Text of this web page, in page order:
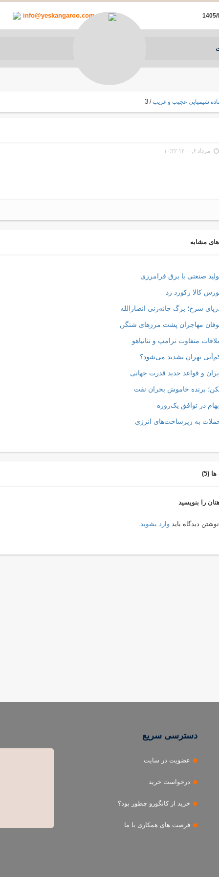
info@yeskangaroo.com
شیمیایی عجیب و غریب/
3
مرداد ۶, ۱۴۰۰ ۱۰:۳۲
مشابه
صنعتی با برق فرامرزی
کالا رکورد زد
سرخ؛ برگ چانه‌زنی انصارالله
مهاجران پشت مرزهای شنگن
متفاوت ترامپ و نتانیاهو
تهران تشدید می‌شود؟
و قواعد جدید قدرت جهانی
برنده خاموش بحران نفت
در توافق یک‌روزه
به زیرساخت‌های انرژی
(5)
را بنویسید
دیدگاه بایدوارد بشوید.
دسترسی سریع
عضویت در سایت
درخواست خرید
خرید از کانگورو چطور بود؟
فرصت های همکاری با ما